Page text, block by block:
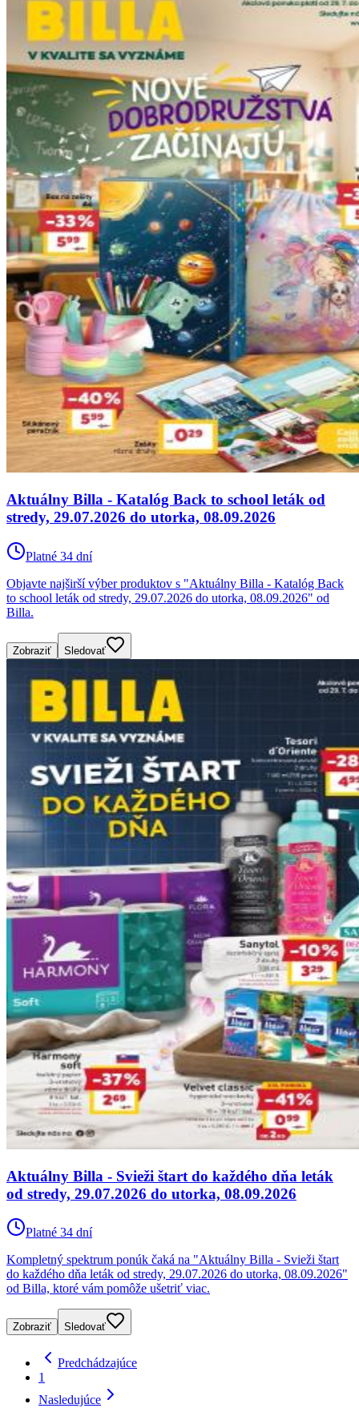
Aktuálny Billa - Katalóg Back to school leták od
stredy, 29.07.2026 do utorka, 08.09.2026
Platné 34 dní
Objavte najširší výber produktov s "Aktuálny Billa - Katalóg Back
to school leták od stredy, 29.07.2026 do utorka, 08.09.2026" od
Billa.
Zobraziť Sledovať
Aktuálny Billa - Svieži štart do každého dňa leták
od stredy, 29.07.2026 do utorka, 08.09.2026
Platné 34 dní
Kompletný spektrum ponúk čaká na "Aktuálny Billa - Svieži štart
do každého dňa leták od stredy, 29.07.2026 do utorka, 08.09.2026"
od Billa, ktoré vám pomôže ušetriť viac.
Zobraziť Sledovať
Predchádzajúce
1
Nasledujúce